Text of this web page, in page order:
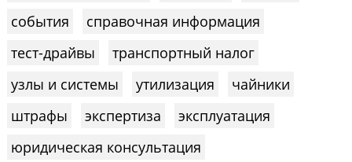
события
справочная информация
тест-драйвы
транспортный налог
узлы и системы
утилизация
чайники
штрафы
экспертиза
эксплуатация
юридическая консультация